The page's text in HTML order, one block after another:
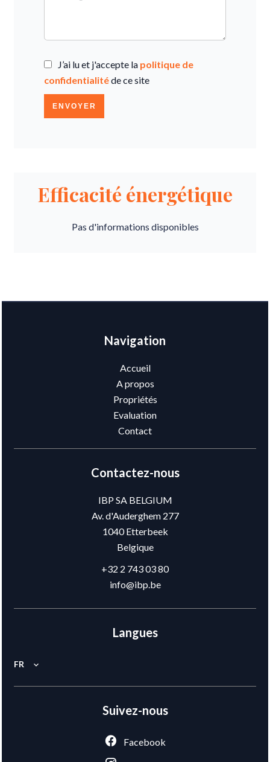
J’ai lu et j'accepte la politique de
confidentialitéde ce site
ENVOYER
Efficacité énergétique
Pas d'informations disponibles
Navigation
Accueil
A propos
Propriétés
Evaluation
Contact
Contactez-nous
IBP SA BELGIUM
Av. d'Auderghem 277
1040Etterbeek
Belgique
+32 2 743 03 80
info@ibp.be
Langues
FR
Suivez-nous
Facebook